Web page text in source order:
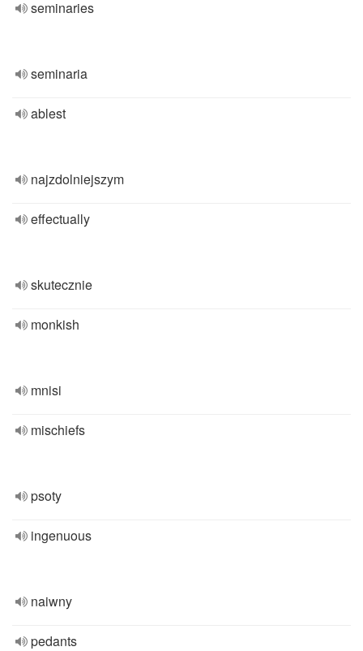
seminaries
seminaria
ablest
najzdolniejszym
effectually
skutecznie
monkish
mnisi
mischiefs
psoty
ingenuous
naiwny
pedants